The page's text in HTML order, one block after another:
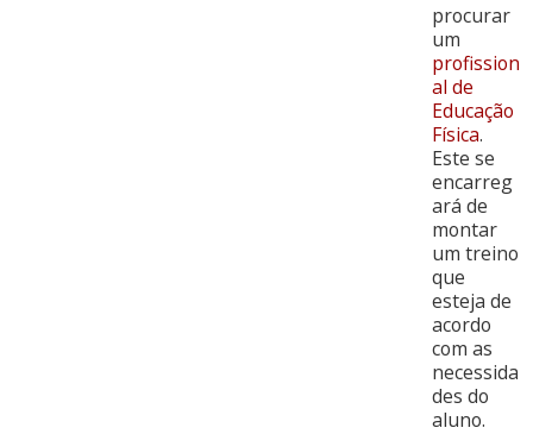
procurar
um
profission
al de
Educação
Física.
Este se
encarreg
ará de
montar
um treino
que
esteja de
acordo
com as
necessida
des do
aluno.